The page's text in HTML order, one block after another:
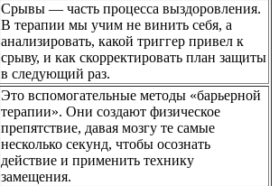
Срывы — часть процесса выздоровления.
В терапии мы учим не винить себя, а
анализировать, какой триггер привел к
срыву, и как скорректировать план защиты
в следующий раз.
Это вспомогательные методы «барьерной
терапии». Они создают физическое
препятствие, давая мозгу те самые
несколько секунд, чтобы осознать
действие и применить технику
замещения.